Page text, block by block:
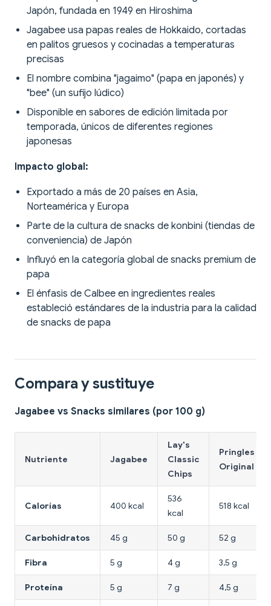
Japón, fundada en 1949 en Hiroshima
Jagabee usa papas reales de Hokkaido, cortadas
en palitos gruesos y cocinadas a temperaturas
precisas
El nombre combina "jagaimo" (papa en japonés) y
"bee" (un sufijo lúdico)
Disponible en sabores de edición limitada por
temporada, únicos de diferentes regiones
japonesas
Impacto global:
Exportado a más de 20 países en Asia,
Norteamérica y Europa
Parte de la cultura de snacks de konbini (tiendas de
conveniencia) de Japón
Influyó en la categoría global de snacks premium de
papa
El énfasis de Calbee en ingredientes reales
estableció estándares de la industria para la calidad
de snacks de papa
Compara y sustituye
Jagabee vs Snacks similares (por 100 g)
Nutriente Jagabee
Lay's
Classic
Chips
Pringles
Original
Calorías 400 kcal
536
kcal
518 kcal
Carbohidratos 45 g 50 g 52 g
Fibra 5 g 4 g 3,5 g
Proteína 5 g 7 g 4,5 g